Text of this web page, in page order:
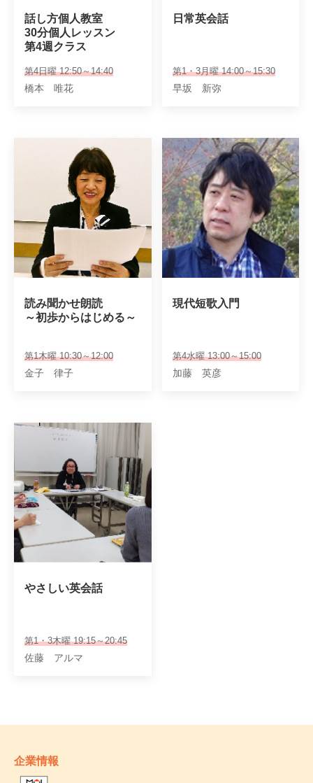
話し方個人教室
30分個人レッスン
第4週クラス
第4日曜 12:50～14:40
橋本 唯花
日常英会話
第1・3月曜 14:00～15:30
早坂 新弥
読み聞かせ朗読
～初歩からはじめる～
第1木曜 10:30～12:00
金子 律子
現代短歌入門
第4水曜 13:00～15:00
加藤 英彦
やさしい英会話
第1・3木曜 19:15～20:45
佐藤 アルマ
企業情報